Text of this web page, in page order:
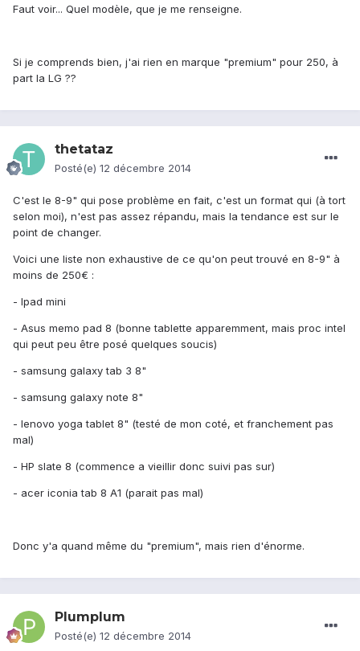
Faut voir... Quel modèle, que je me renseigne.
Si je comprends bien, j'ai rien en marque "premium" pour 250, à
part la LG ??
thetataz
Posté(e) 12 décembre 2014
C'est le 8-9" qui pose problème en fait, c'est un format qui (à tort
selon moi), n'est pas assez répandu, mais la tendance est sur le
point de changer.
Voici une liste non exhaustive de ce qu'on peut trouvé en 8-9" à
moins de 250€ :
- Ipad mini
- Asus memo pad 8 (bonne tablette apparemment, mais proc intel
qui peut peu être posé quelques soucis)
- samsung galaxy tab 3 8"
- samsung galaxy note 8"
- lenovo yoga tablet 8" (testé de mon coté, et franchement pas
mal)
- HP slate 8 (commence a vieillir donc suivi pas sur)
- acer iconia tab 8 A1 (parait pas mal)
Donc y'a quand même du "premium", mais rien d'énorme.
Plumplum
Posté(e) 12 décembre 2014